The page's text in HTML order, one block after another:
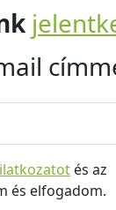
és az
és elfogadom.